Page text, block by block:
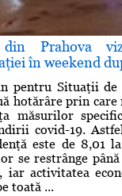
Prahova
în weekend
pentru Situaţii de
hotărâre prin
măsurilor
covid-19.
este de 8,01
se restrânge
iar activitatea
toată ...